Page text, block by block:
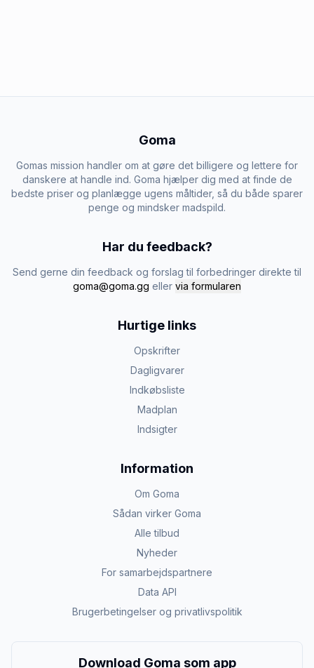
Goma
Gomas mission handler om at gøre det billigere og lettere for
danskere at handle ind. Goma hjælper dig med at finde de
bedste priser og planlægge ugens måltider, så du både sparer
penge og mindsker madspild.
Har du feedback?
Send gerne din feedback og forslag til forbedringer direkte til
goma@goma.gg eller via formularen
Hurtige links
Opskrifter
Dagligvarer
Indkøbsliste
Madplan
Indsigter
Information
Om Goma
Sådan virker Goma
Alle tilbud
Nyheder
For samarbejdspartnere
Data API
Brugerbetingelser og privatlivspolitik
Download Goma som app